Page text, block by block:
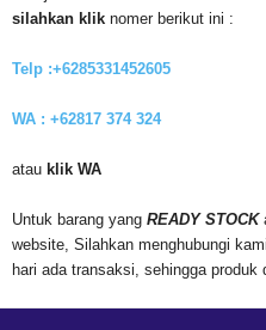
silahkan klik nomer berikut ini :
Telp :+6285331452605
WA : +62817 374 324
atau klik WA
Untuk barang yang READY STOCK
website, Silahkan menghubungi
hari ada transaksi, sehingga